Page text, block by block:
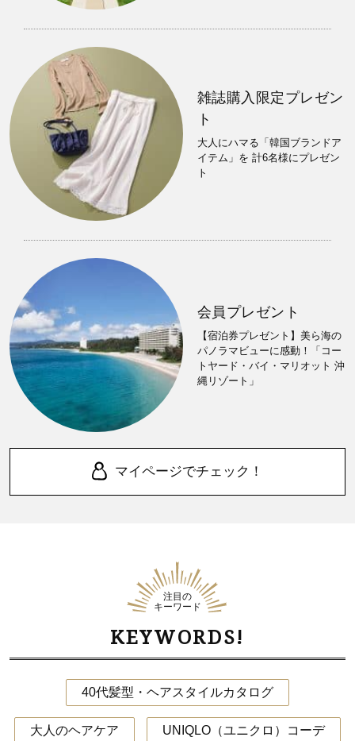
雑誌購入限定プレゼン
ト
大人にハマる「韓国ブランドア
イテム」を 計6名様にプレゼン
ト
会員プレゼント
【宿泊券プレゼント】美ら海の
パノラマビューに感動！「コー
トヤード・バイ・マリオット 沖
縄リゾート」
マイページでチェック！
注目の
キーワード
KEYWORDS!
40代髪型・ヘアスタイルカタログ
大人のヘアケア UNIQLO（ユニクロ）コーデ